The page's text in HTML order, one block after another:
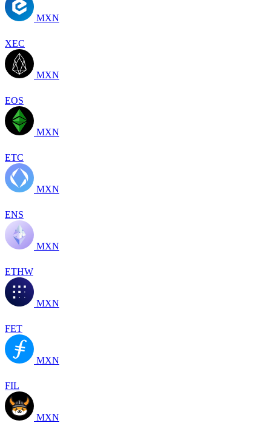
MXN
XEC
MXN
EOS
MXN
ETC
MXN
ENS
MXN
ETHW
MXN
FET
MXN
FIL
MXN